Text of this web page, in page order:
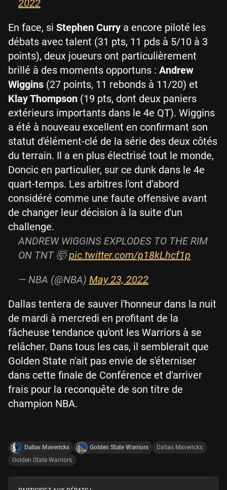
2022
En face, si Stephen Curry a encore piloté les
débats avec talent (31 pts, 11 pds à 5/10 à 3
points), deux joueurs ont particulièrement
brillé à des moments opportuns : Andrew
Wiggins (27 points, 11 rebonds à 11/20) et
Klay Thompson (19 pts, dont deux paniers
extérieurs importants dans le 4e QT). Wiggins
a été à nouveau excellent en confirmant son
statut d'élément-clé de la série des deux côtés
du terrain. Il a en plus électrisé tout le monde,
Doncic en particulier, sur ce dunk dans le 4e
quart-temps. Les arbitres l'ont d'abord
considéré comme une faute offensive avant
de changer leur décision à la suite d'un
challenge.
ANDREW WIGGINS EXPLODES TO THE RIM
ON TNT 🤯pic.twitter.com/p18kLhcf1p
— NBA (@NBA) May 23, 2022
Dallas tentera de sauver l'honneur dans la nuit
de mardi à mercredi en profitant de la
fâcheuse tendance qu'ont les Warriors à se
relâcher. Dans tous les cas, il semblerait que
Golden State n'ait pas envie de s'éterniser
dans cette finale de Conférence et d'arriver
frais pour la reconquête de son titre de
champion NBA.
Dallas Mavericks Golden State Warriors
Dallas Mavericks
Golden State Warriors